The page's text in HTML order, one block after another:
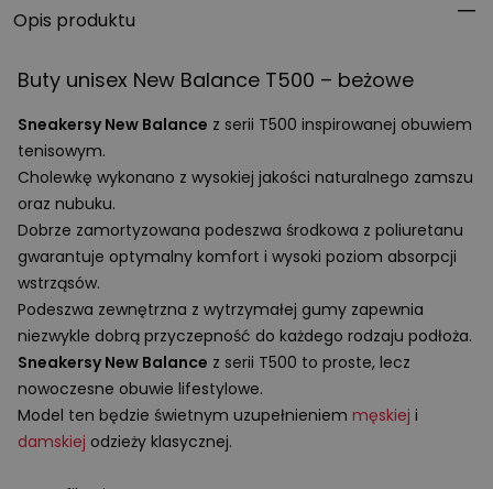
Opis produktu
Buty unisex New Balance T500 – beżowe
Sneakersy New Balance z serii T500 inspirowanej obuwiem
tenisowym.
Cholewkę wykonano z wysokiej jakości naturalnego zamszu
oraz nubuku.
Dobrze zamortyzowana podeszwa środkowa z poliuretanu
gwarantuje optymalny komfort i wysoki poziom absorpcji
wstrząsów.
Podeszwa zewnętrzna z wytrzymałej gumy zapewnia
niezwykle dobrą przyczepność do każdego rodzaju podłoża.
Sneakersy New Balance z serii T500 to proste, lecz
nowoczesne obuwie lifestylowe.
Model ten będzie świetnym uzupełnieniem męskiej i
damskiej odzieży klasycznej.